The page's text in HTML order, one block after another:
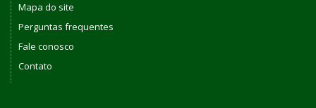
Mapa do site
Perguntas frequentes
Fale conosco
Contato